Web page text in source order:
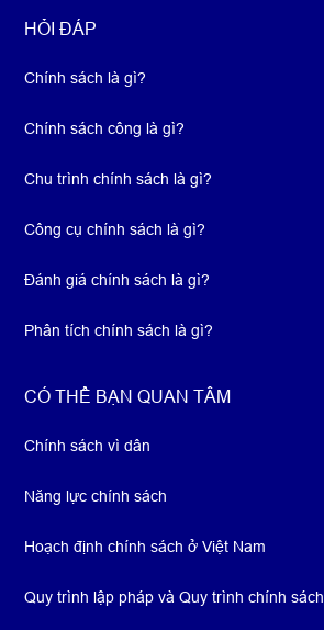
HỎI ĐÁP
Chính sách là gì?
Chính sách công là gì?
Chu trình chính sách là gì?
Công cụ chính sách là gì?
Đánh giá chính sách là gì?
Phân tích chính sách là gì?
CÓ THỂ BẠN QUAN TÂM
Chính sách vì dân
Năng lực chính sách
Hoạch định chính sách ở Việt Nam
Quy trình lập pháp và Quy trình chính sách